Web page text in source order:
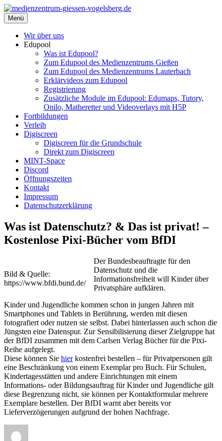
Zum
Inhalt
springen
medienzentrum-giessen-vogelsberg.de
Regionales Medienzentrum Gießen-Vogelsberg
Menü
Wir über uns
Edupool
Was ist Edupool?
Zum Edupool des Medienzentrums Gießen
Zum Edupool des Medienzentrums Lauterbach
Erklärvideos zum Edupool
Registrierung
Zusätzliche Module im Edupool: Edumaps, Tutory,
Onilo, Matheretter und Videoverlays mit H5P
Fortbildungen
Verleih
Digiscreen
Digiscreen für die Grundschule
Direkt zum Digiscreen
MINT-Space
Discord
Öffnungszeiten
Kontakt
Impressum
Datenschutzerklärung
Was ist Datenschutz? & Das ist privat! –
Kostenlose Pixi-Bücher vom BfDI
Bild & Quelle:
https://www.bfdi.bund.de/
Der Bundesbeauftragte für den
Datenschutz und die
Informationsfreiheit will Kinder über
Privatsphäre aufklären.
Kinder und Jugendliche kommen schon in jungen Jahren mit
Smartphones und Tablets in Berührung, werden mit diesen
fotografiert oder nutzen sie selbst. Dabei hinterlassen auch schon die
Jüngsten eine Datenspur. Zur Sensibilisierung dieser Zielgruppe hat
der BfDI zusammen mit dem Carlsen Verlag Bücher für die Pixi-
Reihe aufgelegt.
Diese können Sie hierkostenfrei bestellen – für Privatpersonen gilt
eine Beschränkung von einem Exemplar pro Buch. Für Schulen,
Kindertagesstätten und andere Einrichtungen mit einem
Informations- oder Bildungsauftrag für Kinder und Jugendliche gilt
diese Begrenzung nicht, sie können per Kontaktformular mehrere
Exemplare bestellen. Der BfDI warnt aber bereits vor
Lieferverzögerungen aufgrund der hohen Nachfrage.